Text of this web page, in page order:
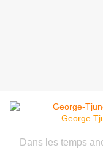
George
Dans les temps